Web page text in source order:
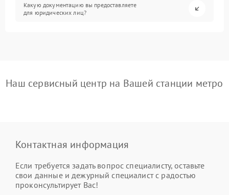
Какую документацию вы предоставляете
для юридических лиц?
Наш сервисный центр на Вашей станции метро
Контактная информация
Если требуется задать вопрос специалисту, оставьте
свои данные и дежурный специалист с радостью
проконсультирует Вас!